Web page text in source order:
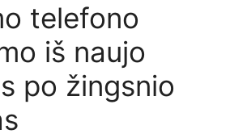
telefono
iš naujo
po žingsnio